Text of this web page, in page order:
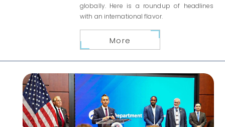
globally. Here is a roundup of headlines
with an international flavor.
More